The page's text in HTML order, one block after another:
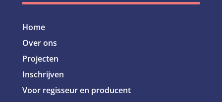
Home
Over ons
Projecten
Inschrijven
Voor regisseur en producent